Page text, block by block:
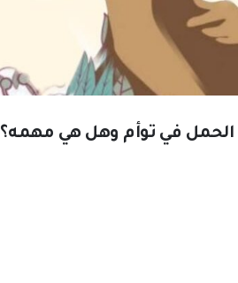
الحمل في توأم وهل هي مهمه؟